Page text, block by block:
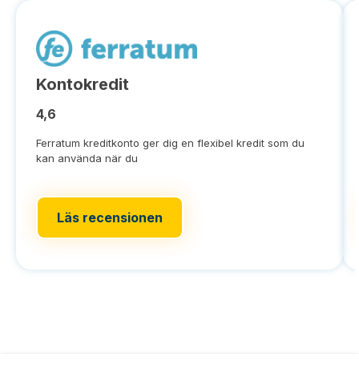
Kontokredit
4,6
Ferratum kreditkonto ger dig en flexibel kredit som du
kan använda när du
Läs recensionen